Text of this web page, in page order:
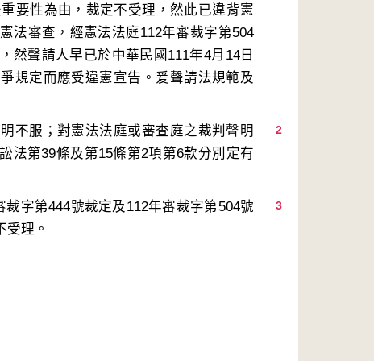
要性為由，裁定不受理，然此已違背憲
法審查，經憲法法庭112年審裁字第504
然聲請人早已於中華民國111年4月14日
規定而應受違憲宣告。爰聲請法規範及
2
不服；對憲法法庭或審查庭之裁判聲明
法第39條及第15條第2項第6款分別定有
3
字第444號裁定及112年審裁字第504號
理。